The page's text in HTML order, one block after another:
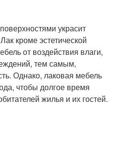
украсит
кроме эстетической
от воздействия влаги,
тем самым,
Однако, лаковая мебель
чтобы долгое время
жилья и их гостей.